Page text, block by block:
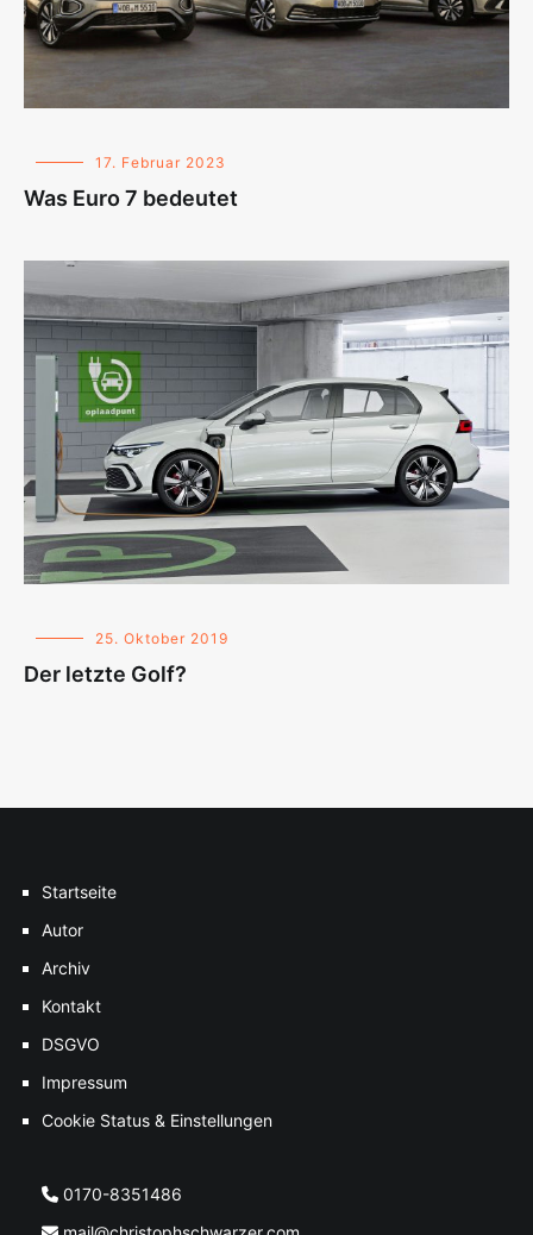
17. Februar 2023
Was Euro 7 bedeutet
25. Oktober 2019
Der letzte Golf?
Startseite
Autor
Archiv
Kontakt
DSGVO
Impressum
Cookie Status & Einstellungen
0170-8351486